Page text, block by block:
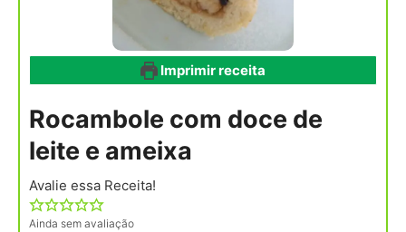
Imprimir receita
Rocambole com doce de
leite e ameixa
Avalie essa Receita!
Ainda sem avaliação